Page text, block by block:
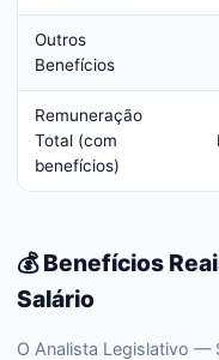
Outros
Benefícios
Remuneração
Total (com
benefícios)
💰 Benefícios
Salário
O Analista Legislativo —